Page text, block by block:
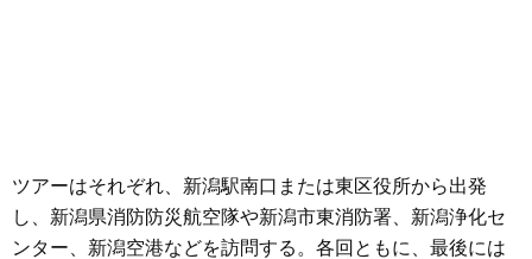
ツアーはそれぞれ、新潟駅南口または東区役所から出発
し、新潟県消防防災航空隊や新潟市東消防署、新潟浄化セ
ンター、新潟空港などを訪問する。各回ともに、最後には